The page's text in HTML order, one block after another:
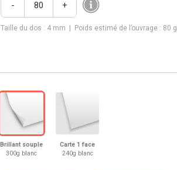
- +
Taille du dos : 4 mm | Poids estimé de l’ouvrage : 80 g
Brillant souple
300g blanc
Carte 1 face
240g blanc